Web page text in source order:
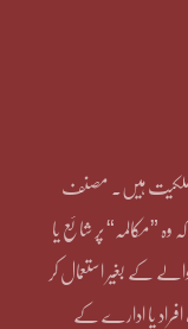
کی ملکیت ہیں۔ مصنف
”مکالمہ“ پر شائع یا
کے بغیر استعمال کر
افراد یا ادارے کے